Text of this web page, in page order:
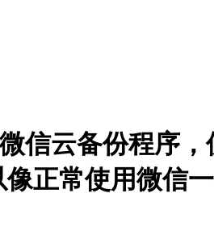
信云备份程序
正常使用微信